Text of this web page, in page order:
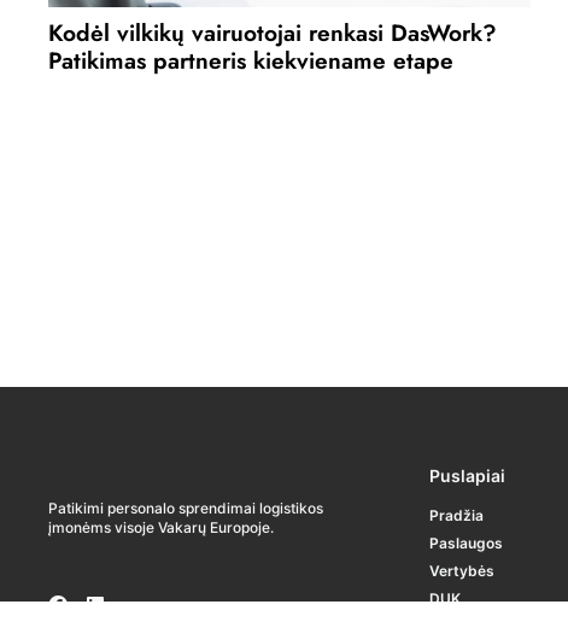
Kodėl vilkikų vairuotojai renkasi DasWork?
Patikimas partneris kiekviename etape
Patikimi personalo sprendimai logistikos
įmonėms visoje Vakarų Europoje.
Puslapiai
Pradžia
Paslaugos
Vertybės
DUK